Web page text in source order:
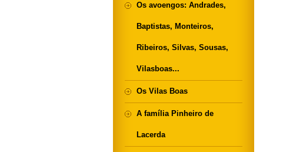
Os avoengos: Andrades,
Baptistas, Monteiros,
Ribeiros, Silvas, Sousas,
Vilasboas...
Os Vilas Boas
A família Pinheiro de
Lacerda